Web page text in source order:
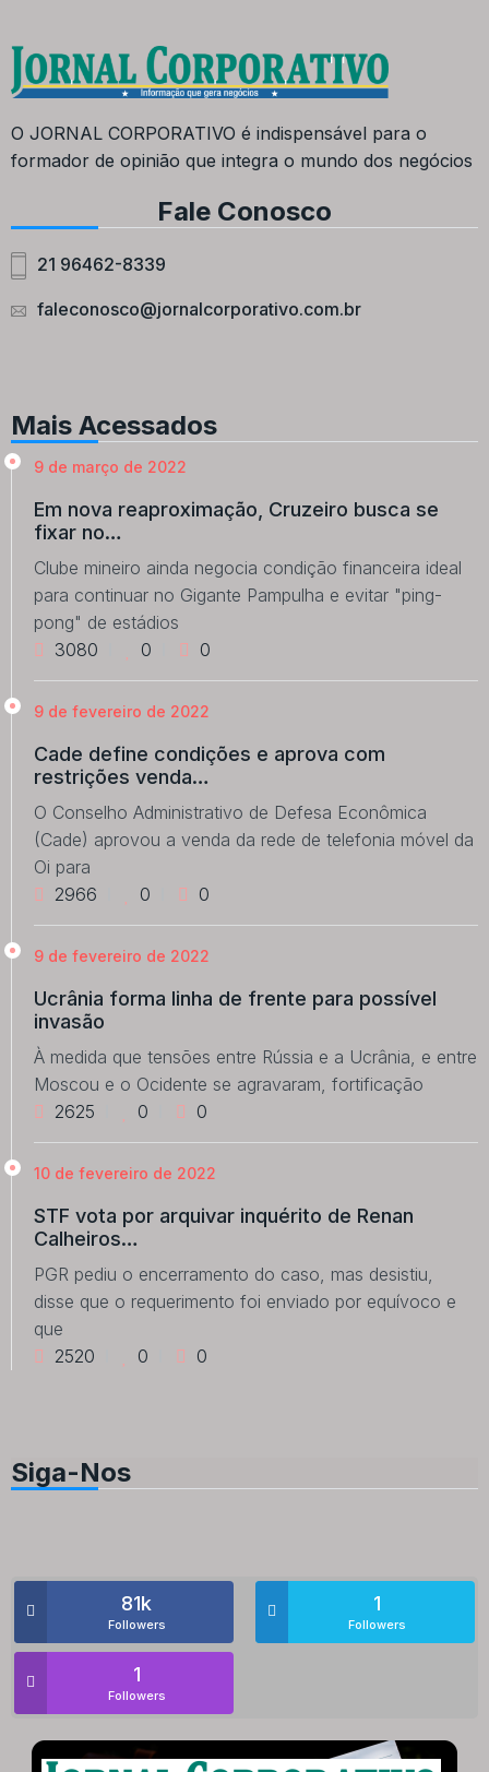
O JORNAL CORPORATIVO é indispensável para o
formador de opinião que integra o mundo dos negócios
Fale Conosco
21 96462-8339
faleconosco@jornalcorporativo.com.br
Mais Acessados
9 de março de 2022
Em nova reaproximação, Cruzeiro busca se
fixar no…
Clube mineiro ainda negocia condição financeira ideal
para continuar no Gigante Pampulha e evitar "ping-
pong" de estádios
3080
0 0
9 de fevereiro de 2022
Cade define condições e aprova com
restrições venda…
O Conselho Administrativo de Defesa Econômica
(Cade) aprovou a venda da rede de telefonia móvel da
Oi para
2966
0 0
9 de fevereiro de 2022
Ucrânia forma linha de frente para possível
invasão
À medida que tensões entre Rússia e a Ucrânia, e entre
Moscou e o Ocidente se agravaram, fortificação
2625
0 0
10 de fevereiro de 2022
STF vota por arquivar inquérito de Renan
Calheiros…
PGR pediu o encerramento do caso, mas desistiu,
disse que o requerimento foi enviado por equívoco e
que
2520
0 0
Siga-Nos
81k
Followers
1
Followers
1
Followers